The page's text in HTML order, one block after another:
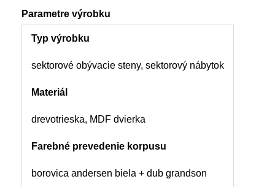
Parametre výrobku
Typ výrobku
sektorové obývacie steny, sektorový nábytok
Materiál
drevotrieska, MDF dvierka
Farebné prevedenie korpusu
borovica andersen biela + dub grandson